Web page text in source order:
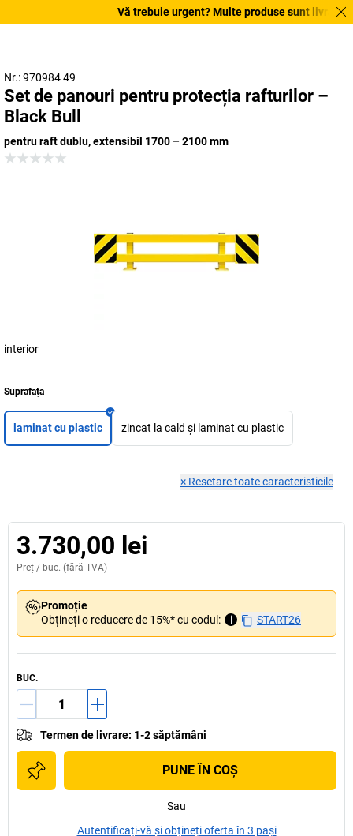
Vă trebuie urgent? Multe produse sunt livrate
Nr.: 970984 49
Set de panouri pentru protecția rafturilor –
Black Bull
pentru raft dublu, extensibil 1700 – 2100 mm
interior
Suprafața
laminat cu plastic zincat la cald și laminat cu plastic
× Resetare toate caracteristicile
3.730,00 lei
Preț / buc. (fără TVA)
Promoție
Obțineți o reducere de 15%* cu codul:
i START26
BUC.
Termen de livrare: 1-2 săptămâni
PUNE ÎN COŞ
Sau
Autentificați-vă și obțineți oferta în 3 pași